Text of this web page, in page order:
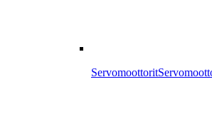
Servomoottorit